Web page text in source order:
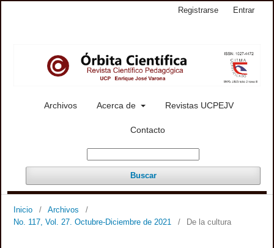
Archivos Acerca de Revistas UCPEJV
Contacto
Buscar
Registrarse Entrar
Inicio / Archivos
/
No. 117, Vol. 27. Octubre-Diciembre de 2021
/ De la cultura